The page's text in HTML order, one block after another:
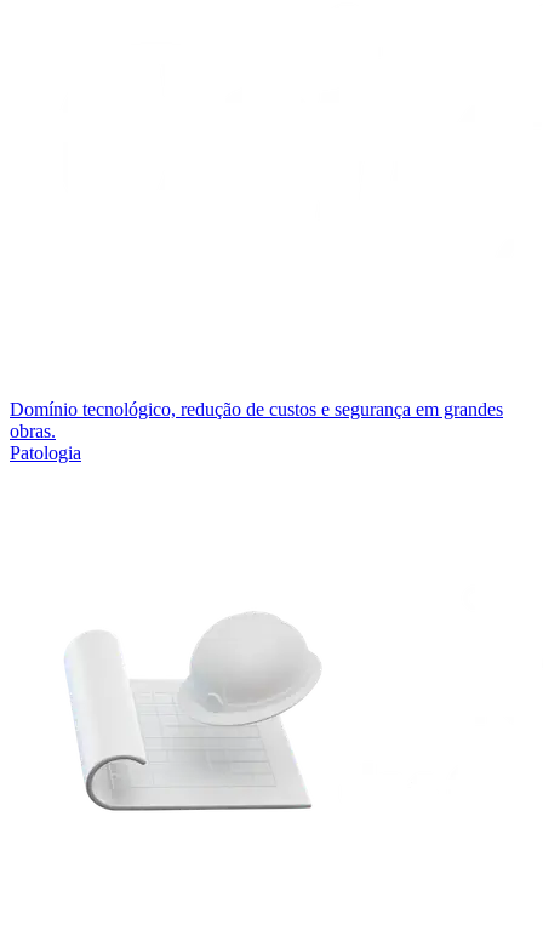
Domínio tecnológico, redução de custos e segurança em grandes
obras.
Patologia